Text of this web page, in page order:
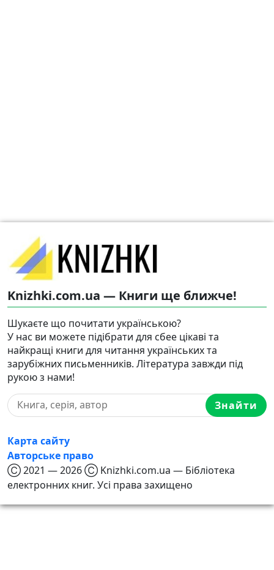
Knizhki.com.ua — Книги ще ближче!
Шукаєте що почитати українською?
У нас ви можете підібрати для сбее цікаві та
найкращі книги для читання українських та
зарубіжних письменників. Література завжди під
рукою з нами!
Знайти
Карта сайту
Авторське право
Ⓒ 2021 — 2026 Ⓒ Knizhki.com.ua — Бібліотека
електронних книг. Усі права захищено